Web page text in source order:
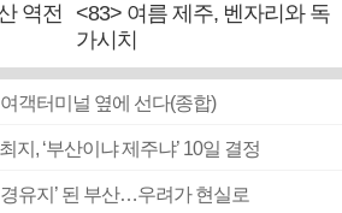
역전
<83> 여름 제주, 벤자리와 독
가시치
객터미널 옆에 선다(종합)
지, ‘부산이냐 제주냐’ 10일 결정
유지’ 된 부산…우려가 현실로